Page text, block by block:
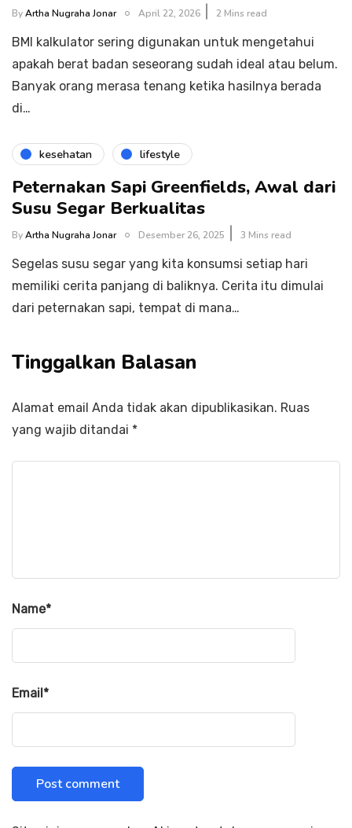
ByArtha Nugraha Jonar April 22, 2026 2 Mins read
BMI kalkulator sering digunakan untuk mengetahui
apakah berat badan seseorang sudah ideal atau belum.
Banyak orang merasa tenang ketika hasilnya berada
di…
kesehatan lifestyle
Peternakan Sapi Greenfields, Awal dari
Susu Segar Berkualitas
ByArtha Nugraha Jonar Desember 26, 2025 3 Mins read
Segelas susu segar yang kita konsumsi setiap hari
memiliki cerita panjang di baliknya. Cerita itu dimulai
dari peternakan sapi, tempat di mana…
Tinggalkan Balasan
Alamat email Anda tidak akan dipublikasikan. Ruas
yang wajib ditandai *
Name*
Email*